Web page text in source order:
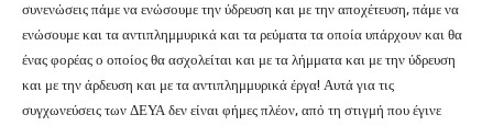
συνενώσεις πάμε να ενώσουμε την ύδρευση και με την αποχέτευση, πάμε να
ενώσουμε και τα αντιπλημμυρικά και τα ρεύματα τα οποία υπάρχουν και θα
ένας φορέας ο οποίος θα ασχολείται και με τα λήμματα και με την ύδρευση
και με την άρδευση και με τα αντιπλημμυρικά έργα! Αυτά για τις
συγχωνεύσεις των ΔΕΥΑ δεν είναι φήμες πλέον, από τη στιγμή που έγινε